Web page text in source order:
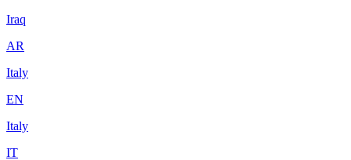
Iraq
AR
Italy
EN
Italy
IT